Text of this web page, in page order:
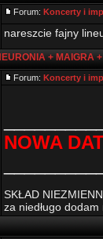
Forum: Koncerty i
nareszcie fajny
+ MAIGRA
Forum: Koncerty i
NOWA
SKŁAD
za niedługo dodam